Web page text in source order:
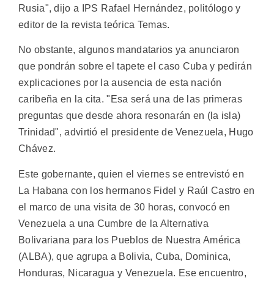
Rusia", dijo a IPS Rafael Hernández, politólogo y
editor de la revista teórica Temas.
No obstante, algunos mandatarios ya anunciaron
que pondrán sobre el tapete el caso Cuba y pedirán
explicaciones por la ausencia de esta nación
caribeña en la cita. "Esa será una de las primeras
preguntas que desde ahora resonarán en (la isla)
Trinidad", advirtió el presidente de Venezuela, Hugo
Chávez.
Este gobernante, quien el viernes se entrevistó en
La Habana con los hermanos Fidel y Raúl Castro en
el marco de una visita de 30 horas, convocó en
Venezuela a una Cumbre de la Alternativa
Bolivariana para los Pueblos de Nuestra América
(ALBA), que agrupa a Bolivia, Cuba, Dominica,
Honduras, Nicaragua y Venezuela. Ese encuentro,